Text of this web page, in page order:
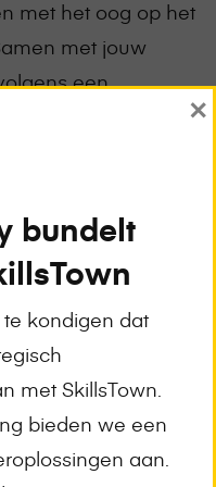
met het oog op het
met jouw
een
specifieke
halen, maar
hierin? Of wil je je
niet goed welke
bieden loopbaan-
inzicht
bundelt
kondigen dat
met SkillsTown.
bieden we een
aan.
×